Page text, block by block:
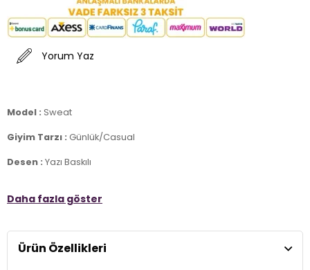
Yorum Yaz
Model : Sweat
Giyim Tarzı : Günlük/Casual
Desen : Yazı Baskılı
Kol Bilgisi :
Daha fazla göster
Ürün Özellikleri